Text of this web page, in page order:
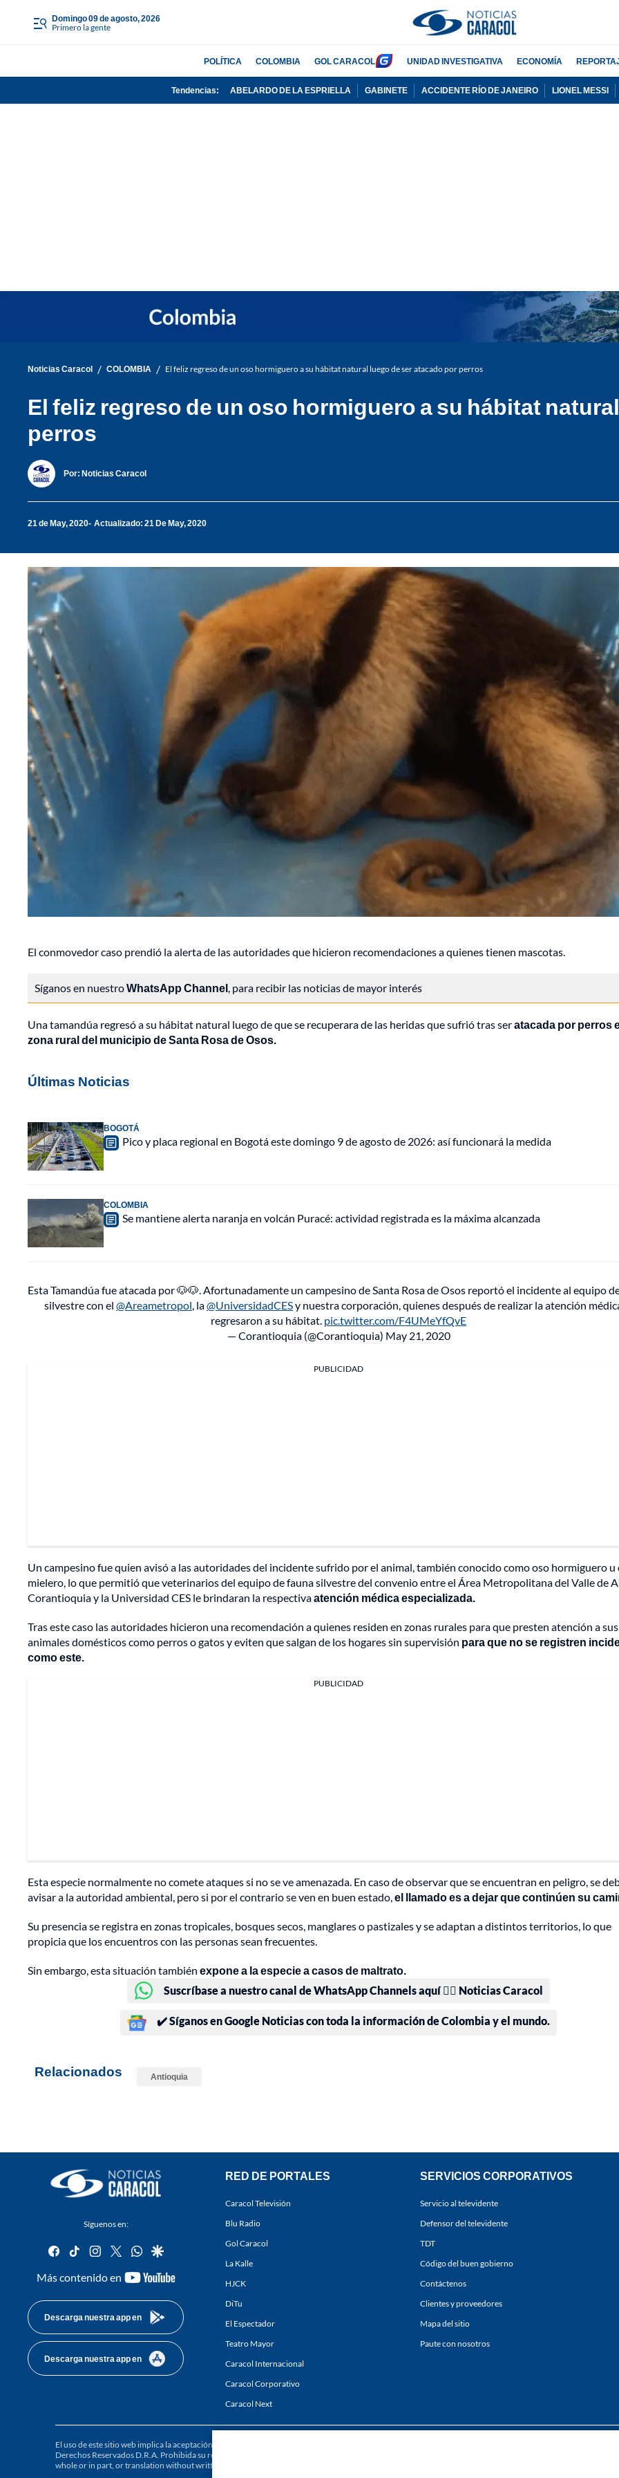
domingo 09 de agosto, 2026
Primero la gente
POLÍTICA COLOMBIA GOL CARACOL UNIDAD INVESTIGATIVA ECONOMÍA
Tendencias: ABELARDO DE LA ESPRIELLA GABINETE ACCIDENTE RÍO DE JANEIRO LIONEL MESSI
Noticias Caracol / COLOMBIA / El feliz regreso de un oso hormiguero a su hábitat natural luego de ser atacado por perros
El feliz regreso de un oso hormiguero a su hábitat
perros
Por: Noticias Caracol
21 de May, 2020 Actualizado: 21 De May, 2020
El conmovedor caso prendió la alerta de las autoridades que hicieron recomendaciones a quienes tienen mascotas.
Síganos en nuestroWhatsApp Channel, para recibir las noticias de mayor interés
Una tamandúa regresó a su hábitat natural luego de que se recuperara de las heridas que sufrió tras seratacada por perros
zona rural del municipio de Santa Rosa de Osos.
Últimas Noticias
BOGOTÁ
Pico y placa regional en Bogotá este domingo 9 de agosto de 2026: así funcionará la medida
COLOMBIA
Se mantiene alerta naranja en volcán Puracé: actividad registrada es la máxima alcanzada
Esta Tamandúa fue atacada por 🐶🐶. Afortunadamente un campesino de Santa Rosa de Osos reportó el incidente al equipo
silvestre con el @Areametropol, la@UniversidadCESy nuestra corporación, quienes después de realizar la atención
regresaron a su hábitat. pic.twitter.com/F4UMeYfQvE
— Corantioquia (@Corantioquia) May 21, 2020
PUBLICIDAD
Un campesino fue quien avisó a las autoridades del incidente sufrido por el animal, también conocido como oso hormiguero u
mielero, lo que permitió que veterinarios del equipo de fauna silvestre del convenio entre el Área Metropolitana del Valle de
Corantioquia y la Universidad CES le brindaran la respectivaatención médica especializada.
Tras este caso las autoridades hicieron una recomendación a quienes residen en zonas rurales para que presten atención a sus
animales domésticos como perros o gatos y eviten que salgan de los hogares sin supervisión para que no se registren
como este.
PUBLICIDAD
Esta especie normalmente no comete ataques si no se ve amenazada. En caso de observar que se encuentran en peligro, se
avisar a la autoridad ambiental, pero si por el contrario se ven en buen estado,el llamado es a dejar que continúen su
Su presencia se registra en zonas tropicales, bosques secos, manglares o pastizales y se adaptan a distintos territorios, lo que
propicia que los encuentros con las personas sean frecuentes.
Sin embargo, esta situación también expone a la especie a casos de maltrato.
Suscríbase a nuestro canal de WhatsApp Channels aquí 👉🏻 Noticias Caracol
✔️ Síganos en Google Noticias con toda la información de Colombia y el mundo.
Relacionados Antioquia
Síguenos en:
facebook
tiktok instagram
twitterwhatsapp
google
Más contenido en
youtube-
Descarga nuestra app en
Descarga nuestra app en
RED DE PORTALES
Caracol Televisión
Blu Radio
Gol Caracol
La Kalle
HJCK
DiTu
El Espectador
Teatro Mayor
Caracol Internacional
Caracol Corporativo
Caracol Next
SERVICIOS CORPORATIVOS
Servicio al televidente
Defensor del televidente
TDT
Código del buen gobierno
Contáctenos
Clientes y proveedores
Mapa del sitio
Paute con nosotros
El uso de este sitio web implica la aceptación de los
Derechos Reservados D.R.A. Prohibida su reproducción total o parcial, así como su traducción a cualquier idioma sin autorización escrita de su titular.
whole or in part, or translation without written permission is prohibited. All rights reserved 2025.